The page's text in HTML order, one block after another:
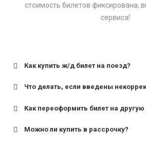
стоимость билетов фиксирована,
сервиса!
Как купить ж/д билет на поезд?
Что делать, если введены
Как переоформить билет на другую
Можно ли купить в рассрочку?